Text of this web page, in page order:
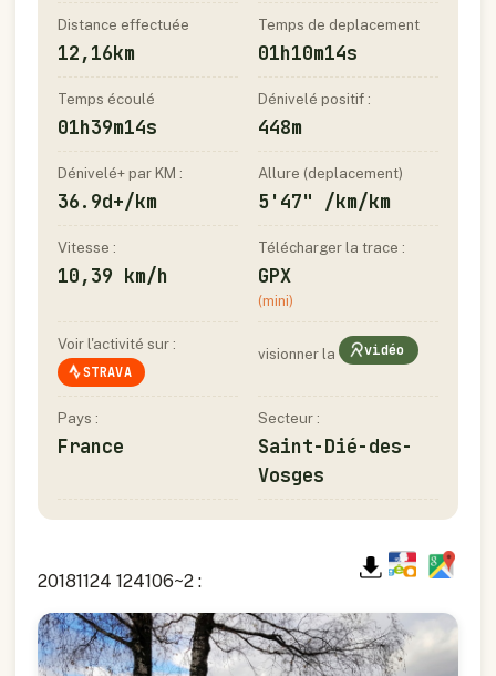
Distance effectuée
12,16km
Temps de deplacement
01h10m14s
Temps écoulé
01h39m14s
Dénivelé positif :
448m
Dénivelé+ par KM :
36.9d+/km
Allure (deplacement)
5'47" /km/km
Vitesse :
10,39 km/h
Télécharger la trace :
GPX
(mini)
Voir l'activité sur :
STRAVA
visionner la vidéo
Pays :
France
Secteur :
Saint-Dié-des-
Vosges
20181124 124106~2 :